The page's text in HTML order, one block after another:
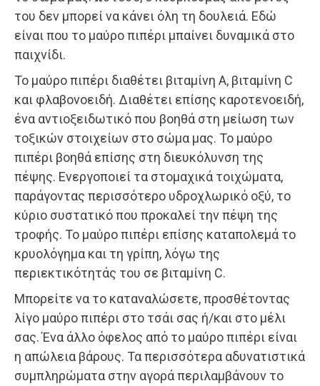
του δεν μπορεί να κάνει όλη τη δουλειά. Εδώ
είναι που το μαύρο πιπέρι μπαίνει δυναμικά στο
παιχνίδι.
Το μαύρο πιπέρι διαθέτει βιταμίνη Α, βιταμίνη C
και φλαβονοειδή. Διαθέτει επίσης καροτενοειδή,
ένα αντιοξειδωτικό που βοηθά στη μείωση των
τοξικών στοιχείων στο σώμα μας. Το μαύρο
πιπέρι βοηθά επίσης στη διευκόλυνση της
πέψης. Ενεργοποιεί τα στομαχικά τοιχώματα,
παράγοντας περισσότερο υδροχλωρικό οξύ, το
κύριο συστατικό που προκαλεί την πέψη της
τροφής. Το μαύρο πιπέρι επίσης καταπολεμά το
κρυολόγημα και τη γρίπη, λόγω της
περιεκτικότητάς του σε βιταμίνη C.
Μπορείτε να το καταναλώσετε, προσθέτοντας
λίγο μαύρο πιπέρι στο τσάι σας ή/και στο μέλι
σας. Ένα άλλο όφελος από το μαύρο πιπέρι είναι
η απώλεια βάρους. Τα περισσότερα αδυνατιστικά
συμπληρώματα στην αγορά περιλαμβάνουν το